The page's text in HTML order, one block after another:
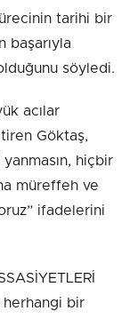
tarihi bir
başarıyla
söyledi.
acılar
Göktaş,
hiçbir
müreffeh ve
ifadelerini
herhangi bir